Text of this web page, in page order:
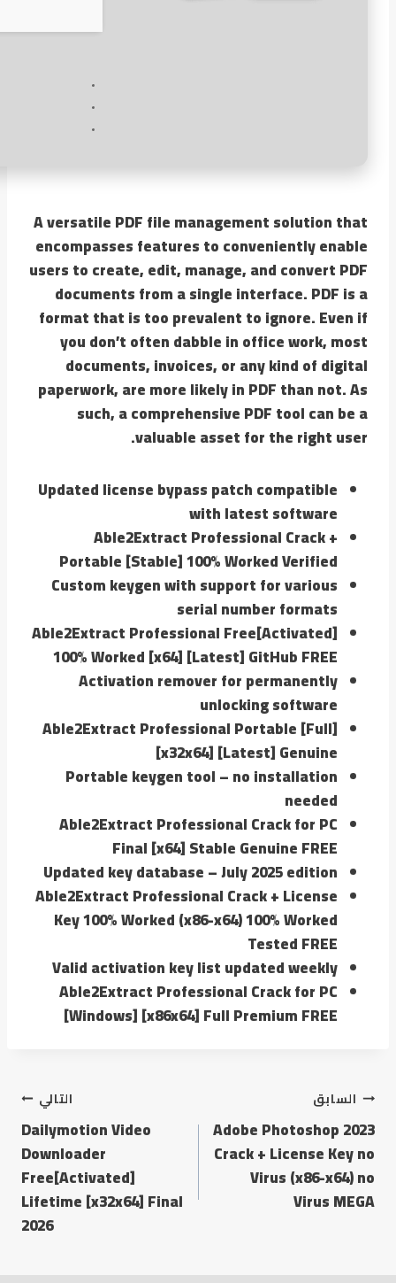
A versatile PDF file management solution that
encompasses features to conveniently enable
users to create, edit, manage, and convert PDF
documents from a single interface. PDF is a
format that is too prevalent to ignore. Even if
you don’t often dabble in office work, most
documents, invoices, or any kind of digital
paperwork, are more likely in PDF than not. As
such, a comprehensive PDF tool can be a
valuable asset for the right user.
Updated license bypass patch compatible
with latest software
Able2Extract Professional Crack +
Portable [Stable] 100% Worked Verified
Custom keygen with support for various
serial number formats
Able2Extract Professional Free[Activated]
100% Worked [x64] [Latest] GitHub FREE
Activation remover for permanently
unlocking software
Able2Extract Professional Portable [Full]
[x32x64] [Latest] Genuine
Portable keygen tool – no installation
needed
Able2Extract Professional Crack for PC
Final [x64] Stable Genuine FREE
Updated key database – July 2025 edition
Able2Extract Professional Crack + License
Key 100% Worked (x86-x64) 100% Worked
Tested FREE
Valid activation key list updated weekly
Able2Extract Professional Crack for PC
[Windows] [x86x64] Full Premium FREE
السابق
Adobe Photoshop 2023
Crack + License Key no
Virus (x86-x64) no
Virus MEGA
التالي
Dailymotion Video
Downloader
Free[Activated]
Lifetime [x32x64] Final
2026